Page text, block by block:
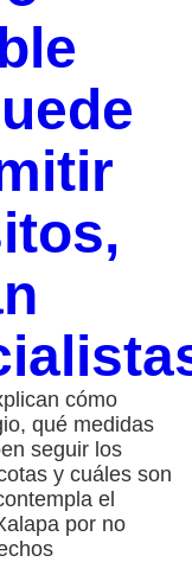
cómo
qué medidas
seguir los
y cuáles son
el
por no